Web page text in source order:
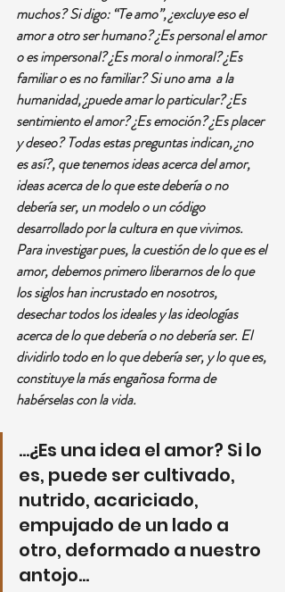
muchos? Si digo: “Te amo”, ¿excluye eso el
amor a otro ser humano? ¿Es personal el amor
o es impersonal? ¿Es moral o inmoral? ¿Es
familiar o es no familiar? Si uno ama  a la
humanidad, ¿puede amar lo particular? ¿Es
sentimiento el amor? ¿Es emoción? ¿Es placer
y deseo? Todas estas preguntas indican, ¿no
es así?, que tenemos ideas acerca del amor,
ideas acerca de lo que este debería o no
debería ser, un modelo o un código
desarrollado por la cultura en que vivimos.
Para investigar pues, la cuestión de lo que es el
amor, debemos primero liberarnos de lo que
los siglos han incrustado en nosotros,
desechar todos los ideales y las ideologías
acerca de lo que debería o no debería ser. El
dividirlo todo en lo que debería ser, y lo que es,
constituye la más engañosa forma de
habérselas con la vida.
…¿Es una idea el amor? Si lo
es, puede ser cultivado,
nutrido, acariciado,
empujado de un lado a
otro, deformado a nuestro
antojo…